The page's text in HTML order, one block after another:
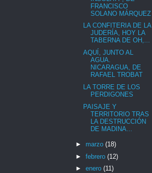
FRANCISCO
SOLANO MÁRQUEZ
LA CONFITERIA DE LA
JUDERÍA, HOY LA
TABERNA DE OH,...
AQUÍ, JUNTO AL
AGUA.
NICARAGUA, DE
RAFAEL TROBAT
LA TORRE DE LOS
PERDIGONES
PAISAJE Y
TERRITORIO TRAS
LA DESTRUCCIÓN
DE MADINA...
► marzo (18)
► febrero (12)
► enero (11)